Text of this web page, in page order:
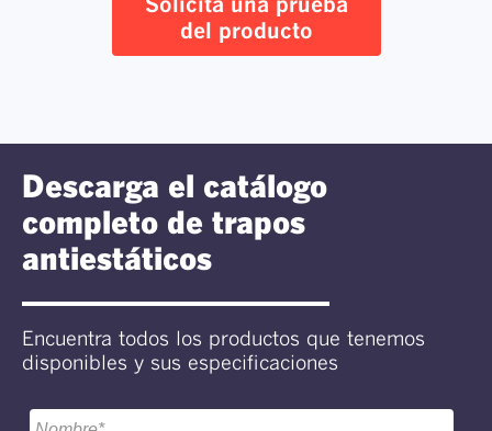
Solicita una prueba
del producto
Descarga el catálogo
completo de trapos
antiestáticos
Encuentra todos los productos que tenemos
disponibles y sus especificaciones